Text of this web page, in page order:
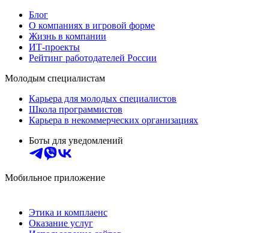
Блог
О компаниях в игровой форме
Жизнь в компании
ИТ-проекты
Рейтинг работодателей России
Молодым специалистам
Карьера для молодых специалистов
Школа программистов
Карьера в некоммерческих организациях
Боты для уведомлений
Мобильное приложение
Этика и комплаенс
Оказание услуг